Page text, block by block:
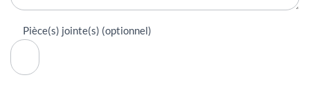
Pièce(s) jointe(s) (optionnel)